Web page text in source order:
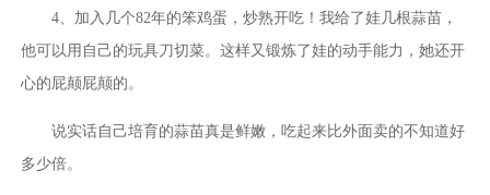
4、加入几个82年的笨鸡蛋，炒熟开吃！我给了娃几根蒜苗，
他可以用自己的玩具刀切菜。这样又锻炼了娃的动手能力，她还开
心的屁颠屁颠的。
说实话自己培育的蒜苗真是鲜嫩，吃起来比外面卖的不知道好
多少倍。